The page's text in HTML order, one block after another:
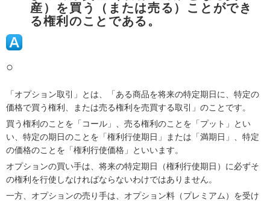
産）を買う（または売る）ことができ
る権利のことである。
○
「オプション取引」とは、「ある商品を将来の特定期日に、特定の
価格で買う権利、または売る権利を売買する取引」のことです。
買う権利のことを「コール」、売る権利のことを「プット」とい
い、特定の期日のことを「権利行使期日」または「満期日」、特定
の価格のことを「権利行使価格」といいます。
オプションの買い手は、将来の特定期日（権利行使期日）に必ずそ
の権利を行使しなければならないわけではありません。
一方、オプションの売り手は、オプション料（プレミアム）を受け